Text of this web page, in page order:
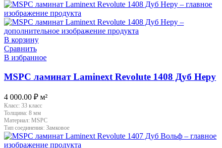
В корзину
Сравнить
В избранное
MSPC ламинат Laminext Revolute 1408 Дуб Неру
4 000.00 ₽ м²
Класс: 33 класс
Толщина: 8 мм
Материал: MSPC
Тип соединения: Замковое